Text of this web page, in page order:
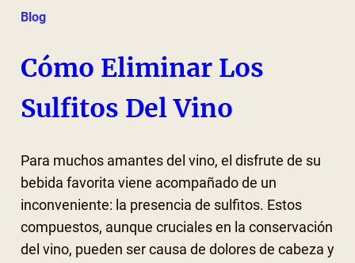
Blog
Cómo Eliminar Los
Sulfitos Del Vino
Para muchos amantes del vino, el disfrute de su
bebida favorita viene acompañado de un
inconveniente: la presencia de sulfitos. Estos
compuestos, aunque cruciales en la conservación
del vino, pueden ser causa de dolores de cabeza y